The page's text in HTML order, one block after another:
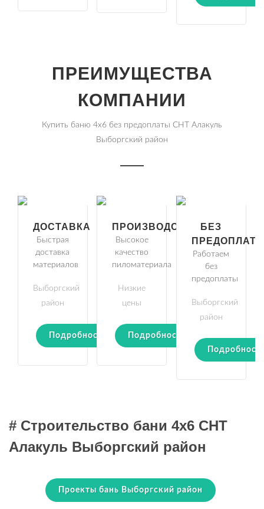
ПРЕИМУЩЕСТВА
КОМПАНИИ
Купить баню 4х6 без предоплаты СНТ Алакуль
Выборгский район
ДОСТАВКА
Быстрая
доставка
материалов
Выборгский
район
Подробности
ПРОИЗВОДСТВО
Высокое
качество
пиломатериала
Низкие
цены
Подробности
БЕЗ
Работаем
без
предоплаты
Выборгский
район
# Строительство бани 4х6 СНТ
Алакуль Выборгский район
Проекты бань Выборгский район